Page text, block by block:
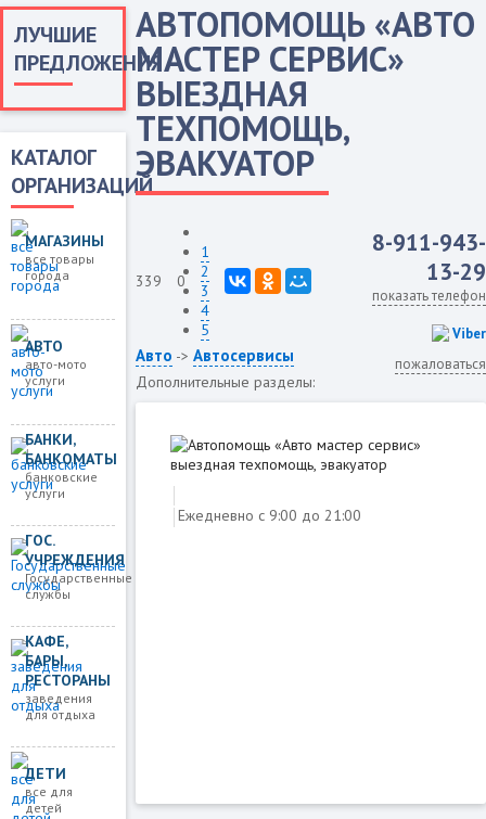
ЛУЧШИЕ
ПРЕДЛОЖЕНИЯ
КАТАЛОГ
ОРГАНИЗАЦИЙ
МАГАЗИНЫ
все товары
города
АВТО
авто-мото
услуги
БАНКИ,
БАНКОМАТЫ
банковские
услуги
ГОС.
УЧРЕЖДЕНИЯ
Государственные
службы
КАФЕ,
БАРЫ,
РЕСТОРАНЫ
заведения
для отдыха
ДЕТИ
все для
детей
АВТОПОМОЩЬ «АВТО
МАСТЕР СЕРВИС»
ВЫЕЗДНАЯ
ТЕХПОМОЩЬ,
ЭВАКУАТОР
339 0
1
2
3
4
5
Авто ->Автосервисы
Дополнительные разделы:
8-911-943-
13-29
показать телефон
Viber
пожаловаться
Ежедневно с 9:00 до 21:00